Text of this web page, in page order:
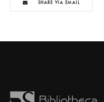
SHARE VIA EMAIL